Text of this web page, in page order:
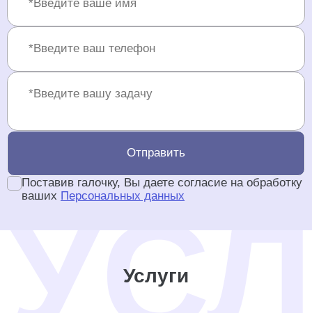
Отправить
Поставив галочку, Вы даете согласие на обработку
ваших Персональных данных
Услуги